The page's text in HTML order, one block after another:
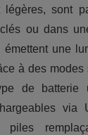
sont
ou dans
une
à des modes
de batterie
via